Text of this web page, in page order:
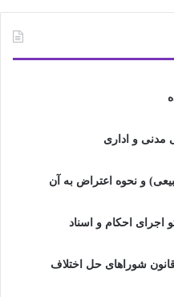
مدنی و اداری
و نحوه اعتراض به آن
اجرای احکام و اسناد
شوراهای حل اختلاف